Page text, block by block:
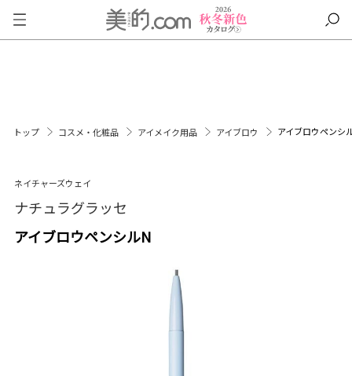
トップ コスメ・化粧品 アイメイク用品 アイブロウ アイブロウペンシ
ネイチャーズウェイ
ナチュラグラッセ
アイブロウペンシルN